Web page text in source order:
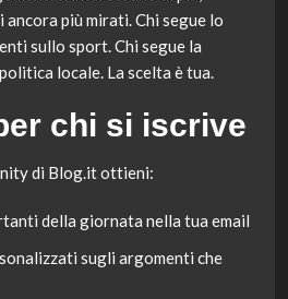
più mirati. Chi segue lo
sullo sport. Chi segue la
locale. La scelta è tua.
chi si iscrive
di Blog.it ottieni:
della giornata nella tua email
sugli argomenti che